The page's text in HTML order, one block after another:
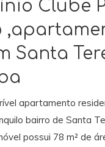
Clube
Santa
apartamento
bairro de Santa
possui 78 m² de